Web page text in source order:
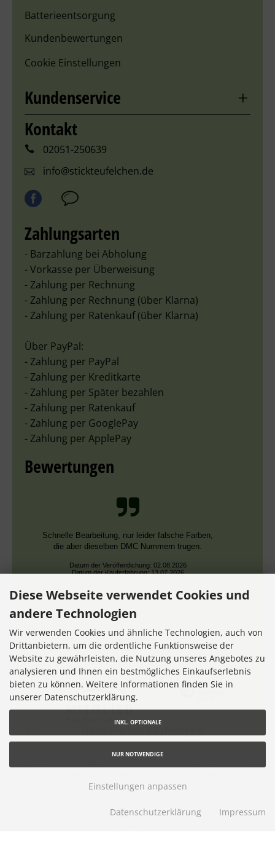
Batterieentsorgung
Kundenbewertungen
Cookie Einstellungen
Kundenservice
Kontakt
02051-250639
info@stickteufelchen.de
Zahlungsarten
- Barzahlung bei Abholung
- Vorkasse per Überweisung
- Zahlung per Rechnung
- Zahlung per Rechnung (über Klarna)
- Zahlung per Ratenkauf (über Klarna)
Über PayPal:
- Zahlung per PayPal
- Zahlung per Kreditkarte
- Zahlung per Später bezahlen
- Zahlung per Ratenkauf
- Zahlung per GooglePay
- Zahlung per ApplePay
Bewertungen
Schnelle Bearbeitung, nur leider falsche Farben,
die aber dieselben DMC Nummern trugen.
Datum der Veröffentlichung: 02.08.2026
Datum der Kauferfahrung: 13.07.2026
7,356 Bewertungen
gibt es bei
Werner Consulting
Diese Webseite verwendet Cookies und
andere Technologien
Wir verwenden Cookies und ähnliche Technologien, auch von
Drittanbietern, um die ordentliche Funktionsweise der
Website zu gewährleisten, die Nutzung unseres Angebotes zu
analysieren und Ihnen ein bestmögliches Einkaufserlebnis
bieten zu können. Weitere Informationen finden Sie in
unserer Datenschutzerklärung.
INKL. OPTIONALE
NUR NOTWENDIGE
Einstellungen anpassen
Datenschutzerklärung Impressum